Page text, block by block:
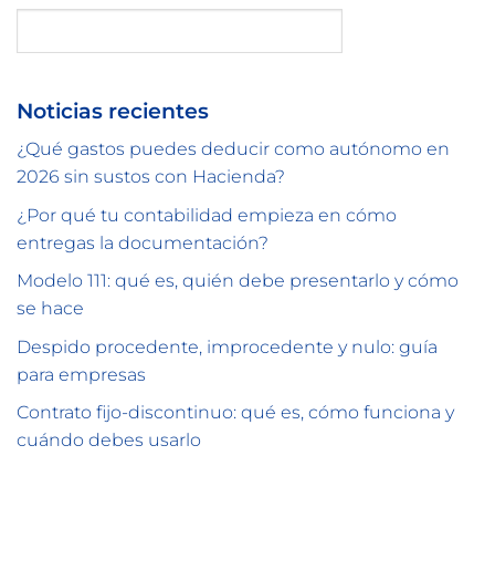
Noticias recientes
¿Qué gastos puedes deducir como autónomo en
2026 sin sustos con Hacienda?
¿Por qué tu contabilidad empieza en cómo
entregas la documentación?
Modelo 111: qué es, quién debe presentarlo y cómo
se hace
Despido procedente, improcedente y nulo: guía
para empresas
Contrato fijo-discontinuo: qué es, cómo funciona y
cuándo debes usarlo